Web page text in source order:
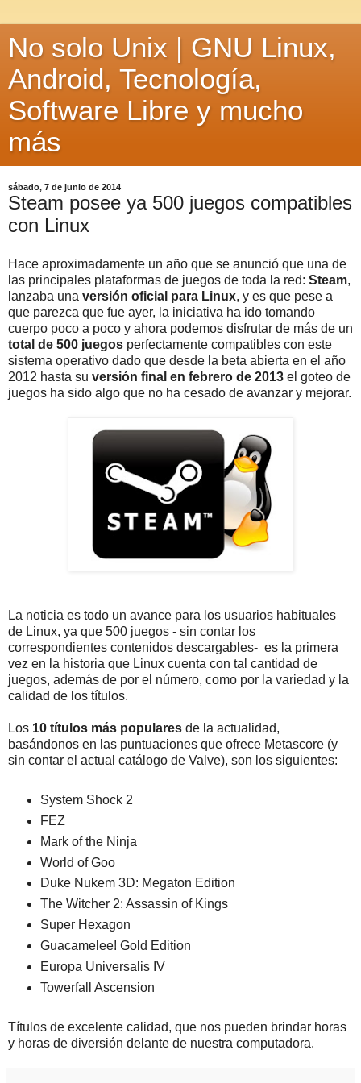
No solo Unix | GNU Linux,
Android, Tecnología,
Software Libre y mucho
más
sábado, 7 de junio de 2014
Steam posee ya 500 juegos compatibles
con Linux
Hace aproximadamente un año que se anunció que una de
las principales plataformas de juegos de toda la red: Steam,
lanzaba una versión oficial para Linux, y es que pese a
que parezca que fue ayer, la iniciativa ha ido tomando
cuerpo poco a poco y ahora podemos disfrutar de más de un
total de 500 juegos perfectamente compatibles con este
sistema operativo dado que desde la beta abierta en el año
2012 hasta su versión final en febrero de 2013 el goteo de
juegos ha sido algo que no ha cesado de avanzar y mejorar.
La noticia es todo un avance para los usuarios habituales
de Linux, ya que 500 juegos - sin contar los
correspondientes contenidos descargables- es la primera
vez en la historia que Linux cuenta con tal cantidad de
juegos, además de por el número, como por la variedad y la
calidad de los títulos.
Los 10 títulos más populares de la actualidad,
basándonos en las puntuaciones que ofrece Metascore (y
sin contar el actual catálogo de Valve), son los siguientes:
System Shock 2
FEZ
Mark of the Ninja
World of Goo
Duke Nukem 3D: Megaton Edition
The Witcher 2: Assassin of Kings
Super Hexagon
Guacamelee! Gold Edition
Europa Universalis IV
Towerfall Ascension
Títulos de excelente calidad, que nos pueden brindar horas
y horas de diversión delante de nuestra computadora.